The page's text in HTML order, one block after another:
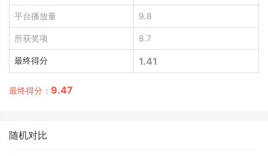
平台播放量 9.8
所获奖项 8.7
最终得分 1.41
最终得分： 9.47
随机对比